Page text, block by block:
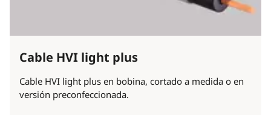
Cable HVI light plus
Cable HVI light plus en bobina, cortado a medida o en
versión preconfeccionada.